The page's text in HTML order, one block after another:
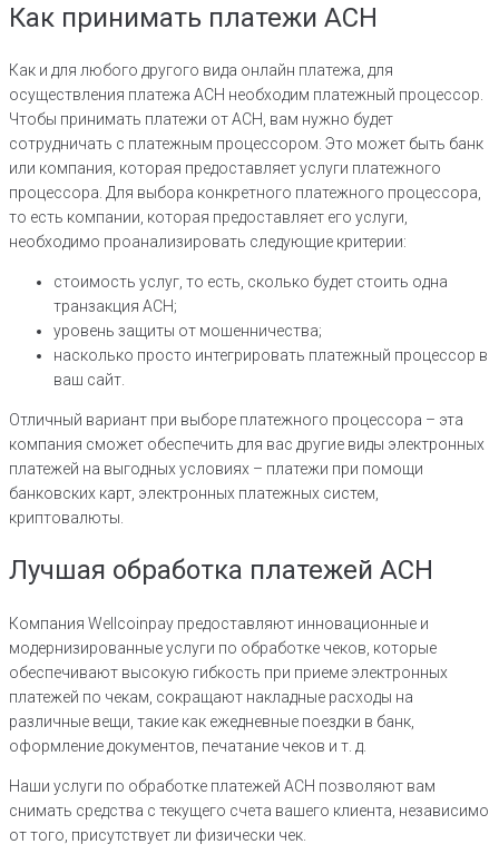
Как принимать платежи ACH
Как и для любого другого вида онлайн платежа, для
осуществления платежа АСН необходим платежный процессор.
Чтобы принимать платежи от ACH, вам нужно будет
сотрудничать с платежным процессором. Это может быть банк
или компания, которая предоставляет услуги платежного
процессора. Для выбора конкретного платежного процессора,
то есть компании, которая предоставляет его услуги,
необходимо проанализировать следующие критерии:
стоимость услуг, то есть, сколько будет стоить одна
транзакция АСН;
уровень защиты от мошенничества;
насколько просто интегрировать платежный процессор в
ваш сайт.
Отличный вариант при выборе платежного процессора – эта
компания сможет обеспечить для вас другие виды электронных
платежей на выгодных условиях – платежи при помощи
банковских карт, электронных платежных систем,
криптовалюты.
Лучшая обработка платежей ACH
Компания Wellcoinpay предоставляют инновационные и
модернизированные услуги по обработке чеков, которые
обеспечивают высокую гибкость при приеме электронных
платежей по чекам, сокращают накладные расходы на
различные вещи, такие как ежедневные поездки в банк,
оформление документов, печатание чеков и т. д.
Наши услуги по обработке платежей ACH позволяют вам
снимать средства с текущего счета вашего клиента, независимо
от того, присутствует ли физически чек.